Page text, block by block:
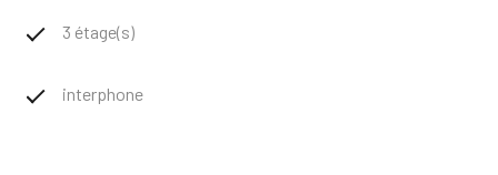
3 étage(s)
interphone